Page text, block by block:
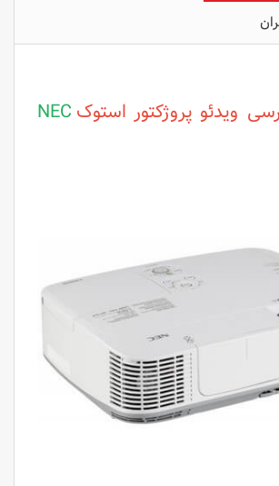
ویدئو پروژکتور استوک NEC